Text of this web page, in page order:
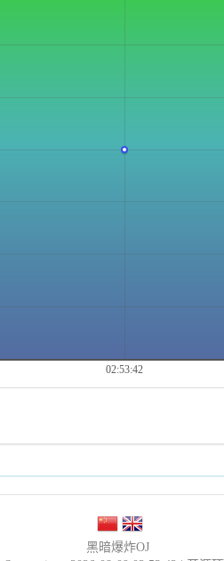
02:53:42
黑暗爆炸OJ